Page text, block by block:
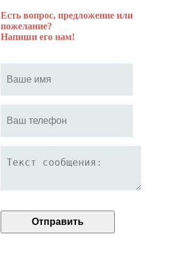
Есть вопрос, предложение или
пожелание?
Напиши его нам!